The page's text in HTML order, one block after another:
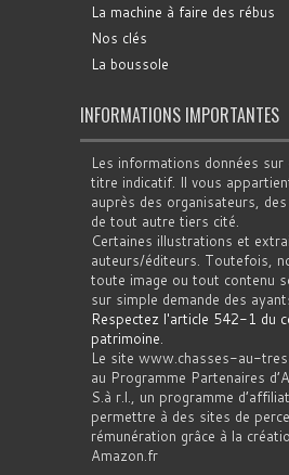
La machine à faire des rébus
Nos clés
La boussole
INFORMATIONS IMPORTANTES
Les informations données
titre indicatif. Il vous
auprès des organisateurs,
de tout autre tiers cité.
Certaines illustrations et
auteurs/éditeurs. Toutefois,
toute image ou tout contenu
sur simple demande des
Respectez l'article 542-1 du
patrimoine
Le site www.chasses-au-
au Programme Partenaires
S.à r.l., un programme
permettre à des sites de
rémunération grâce à la
Amazon.fr